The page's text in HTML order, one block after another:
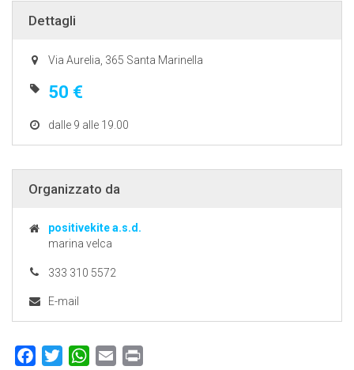
Dettagli
Via Aurelia, 365 Santa Marinella
50 €
dalle 9 alle 19.00
Organizzato da
positivekite a.s.d.
marina velca
333 310 5572
E-mail
FacebookTwitterWhatsApp
Email